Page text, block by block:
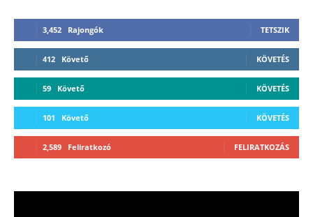
3,452 Rajongók TETSZIK
412 Követő KÖVETÉS
59 Követő KÖVETÉS
101 Követő KÖVETÉS
2,589 Feliratkozó FELIRATKOZÁS